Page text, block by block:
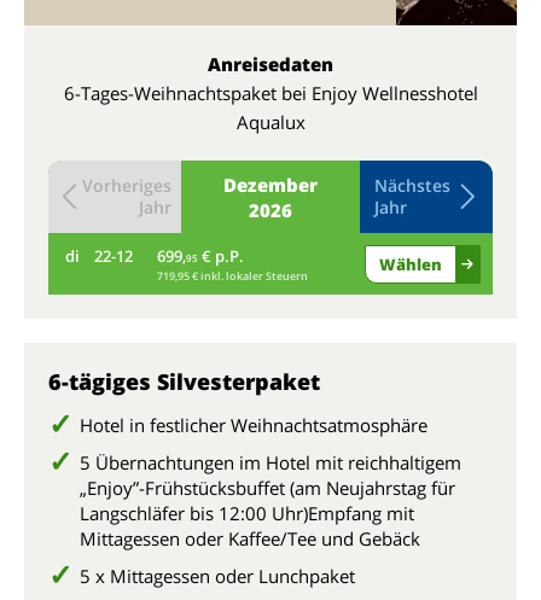
Anreisedaten
6-Tages-Weihnachtspaket bei Enjoy Wellnesshotel
Aqualux
Dezember
2026
Vorheriges
Jahr
Nächstes
Jahr
di 22-12 699,95 € p.P.
719,95 € inkl. lokaler Steuern
Wählen
6-tägiges Silvesterpaket
Hotel in festlicher Weihnachtsatmosphäre
5 Übernachtungen im Hotel mit reichhaltigem
„Enjoy”-Frühstücksbuffet (am Neujahrstag für
Langschläfer bis 12:00 Uhr)Empfang mit
Mittagessen oder Kaffee/Tee und Gebäck
5 x Mittagessen oder Lunchpaket